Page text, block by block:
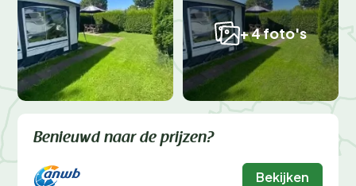
+ 4 foto's
Benieuwd naar de prijzen?
Bekijken